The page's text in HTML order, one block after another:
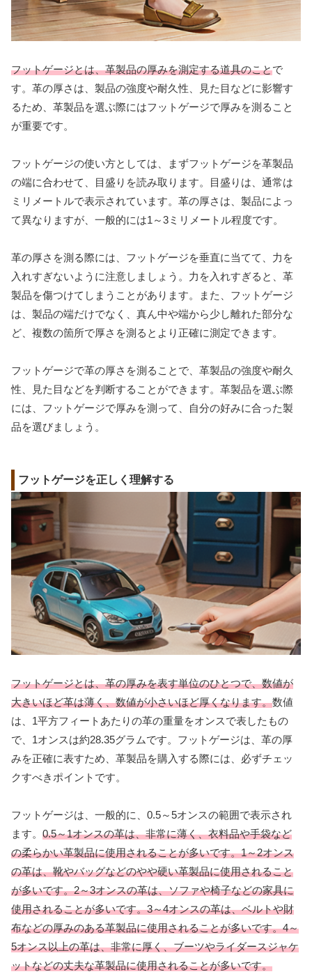
フットゲージとは、革製品の厚みを測定する道具のことで
す。革の厚さは、製品の強度や耐久性、見た目などに影響す
るため、革製品を選ぶ際にはフットゲージで厚みを測ること
が重要です。
フットゲージの使い方としては、まずフットゲージを革製品
の端に合わせて、目盛りを読み取ります。目盛りは、通常は
ミリメートルで表示されています。革の厚さは、製品によっ
て異なりますが、一般的には1～3ミリメートル程度です。
革の厚さを測る際には、フットゲージを垂直に当てて、力を
入れすぎないように注意しましょう。力を入れすぎると、革
製品を傷つけてしまうことがあります。また、フットゲージ
は、製品の端だけでなく、真ん中や端から少し離れた部分な
ど、複数の箇所で厚さを測るとより正確に測定できます。
フットゲージで革の厚さを測ることで、革製品の強度や耐久
性、見た目などを判断することができます。革製品を選ぶ際
には、フットゲージで厚みを測って、自分の好みに合った製
品を選びましょう。
フットゲージを正しく理解する
フットゲージとは、革の厚みを表す単位のひとつで、数値が
大きいほど革は薄く、数値が小さいほど厚くなります。数値
は、1平方フィートあたりの革の重量をオンスで表したもの
で、1オンスは約28.35グラムです。フットゲージは、革の厚
みを正確に表すため、革製品を購入する際には、必ずチェッ
クすべきポイントです。
フットゲージは、一般的に、0.5～5オンスの範囲で表示され
ます。 0.5～1オンスの革は、非常に薄く、衣料品や手袋など
の柔らかい革製品に使用されることが多いです。1～2オンス
の革は、靴やバッグなどのやや硬い革製品に使用されること
が多いです。2～3オンスの革は、ソファや椅子などの家具に
使用されることが多いです。3～4オンスの革は、ベルトや財
布などの厚みのある革製品に使用されることが多いです。4～
5オンス以上の革は、非常に厚く、ブーツやライダースジャケ
ットなどの丈夫な革製品に使用されることが多いです。